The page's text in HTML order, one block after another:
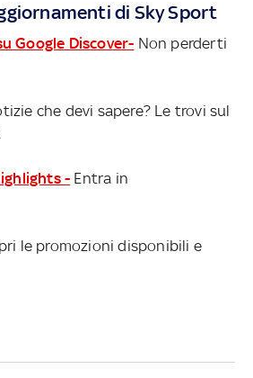
anche Kyrie Irving e Ben
2022: TUTTE LE FIRME
di Sky Sport
Google Discover- Non perderti
che devi sapere? Le trovi sul
- Entra in
le promozioni disponibili e